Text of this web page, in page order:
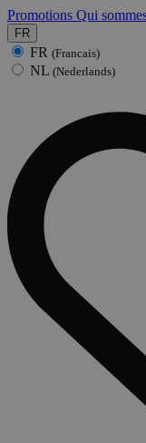
Promotions Qui
FR
FR (Francais)
NL (Nederlands)